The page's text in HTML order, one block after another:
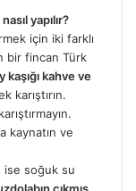
yapılır?
için iki farklı
bir fincan Türk
kahve ve
karıştırın.
kaynatın ve
ise soğuk su